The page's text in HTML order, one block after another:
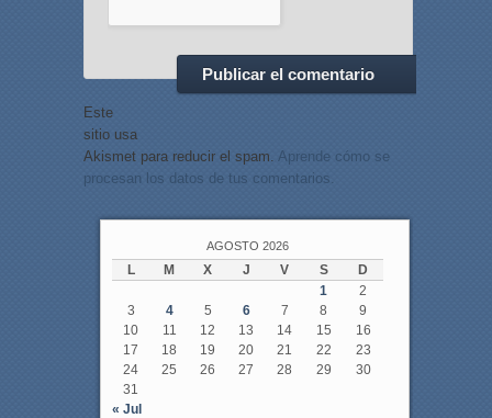
Este
sitio usa
Akismet para reducir el spam. Aprende cómo se
procesan los datos de tus comentarios.
AGOSTO 2026
L M X J V S
D
1
2
3
4 5 6 7 8
9
10
11 12 13 14 15
16
17
18 19 20 21 22
23
24
25 26 27 28 29
30
31
« Jul